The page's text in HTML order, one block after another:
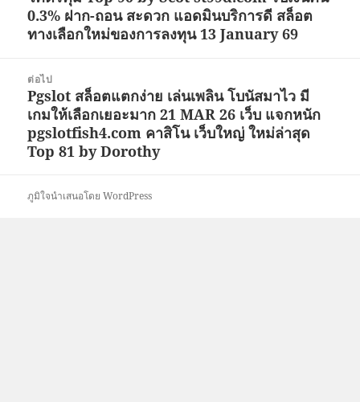
หน้า:
0.3% ฝาก-ถอน สะดวก แอดมินบริการดี สล็อต
ทางเลือกใหม่ของการลงทุน 13 January 69
ต่อไป
เรื่อง
ต่อ
ไป:
Pgslot สล็อตแตกง่าย เล่นเพลิน โบนัสมาไว มี
เกมให้เลือกเยอะมาก 21 MAR 26 เว็บ แจกหนัก
pgslotfish4.com คาสิโน เว็บใหญ่ ใหม่ล่าสุด
Top 81 by Dorothy
ภูมิใจนำเสนอโดย WordPress